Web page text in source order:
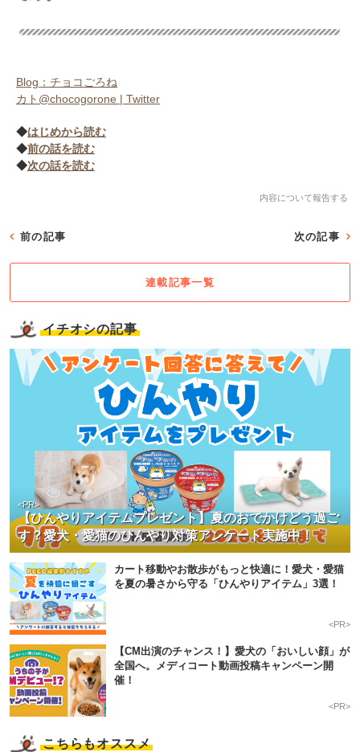
Blog：チョコごろね
カト@chocogorone | Twitter
◆はじめから読む
◆前の話を読む
◆次の話を読む
内容について報告する
前の記事 次の記事
連載記事一覧
イチオシの記事
【ひんやりアイテムプレゼント】夏のおでかけどう過ご
す？愛犬・愛猫のひんやり対策アンケート実施中！
<PR>
カート移動やお散歩がもっと快適に！愛犬・愛猫
を夏の暑さから守る「ひんやりアイテム」3選！
<PR>
【CM出演のチャンス！】愛犬の「おいしい顔」が
全国へ。メディコート動画投稿キャンペーン開
催！
<PR>
こちらもオススメ